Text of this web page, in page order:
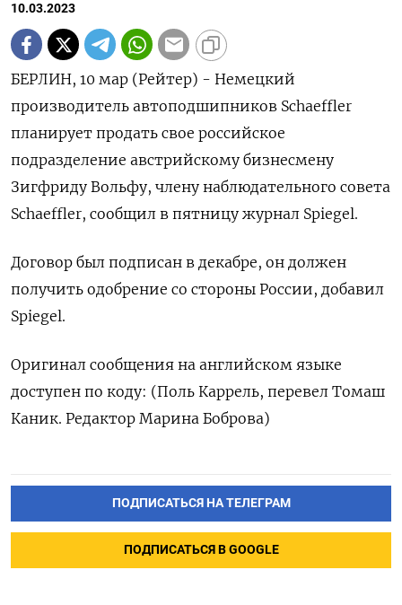
10.03.2023
БЕРЛИН, 10 мар (Рейтер) - Немецкий
производитель автоподшипников Schaeffler
планирует продать свое российское
подразделение австрийскому бизнесмену
Зигфриду Вольфу, члену наблюдательного совета
Schaeffler, сообщил в пятницу журнал Spiegel.
Договор был подписан в декабре, он должен
получить одобрение со стороны России, добавил
Spiegel.
Оригинал сообщения на английском языке
доступен по коду: (Поль Каррель, перевел Томаш
Каник. Редактор Марина Боброва)
ПОДПИСАТЬСЯ НА ТЕЛЕГРАМ
ПОДПИСАТЬСЯ В GOOGLE